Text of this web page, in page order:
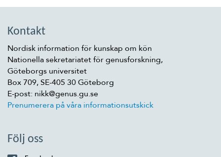
Kontakt
Nordisk information för kunskap om kön
Nationella sekretariatet för genusforskning,
Göteborgs universitet
Box 709, SE-405 30 Göteborg
E-post: nikk@genus.gu.se
Prenumerera på våra informationsutskick
Följ oss